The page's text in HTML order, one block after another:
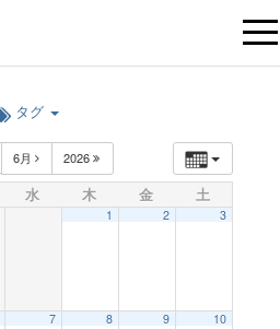
t
タグ
6月 2026
水 木 金 土
1 2 3
7 8 9 10